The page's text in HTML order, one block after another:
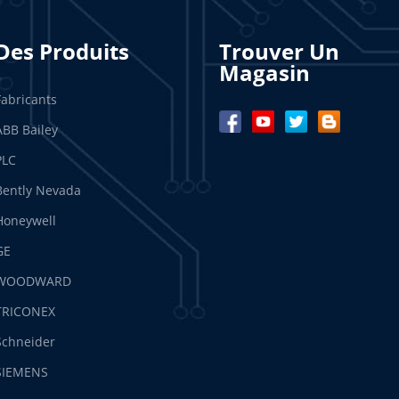
Produits
Bailey
Nevada
Trouver Un
Magasin